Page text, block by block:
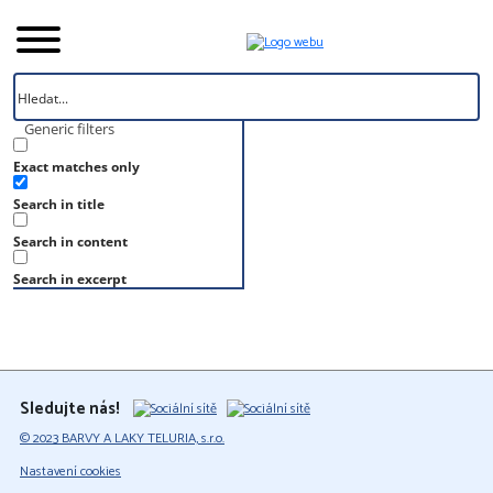
Generic filters
Exact matches only
Search in title
Search in content
Search in excerpt
Úvod
Vzorník
S 5020-R70B
S 5020-R70B
Sledujte nás!
© 2023 BARVY A LAKY TELURIA, s.r.o.
Nastavení cookies